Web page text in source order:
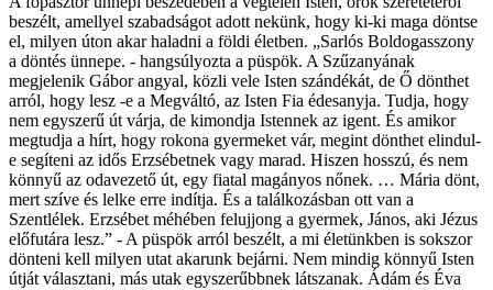
beszélt, amellyel szabadságot adott nekünk, hogy ki-ki maga döntse
el, milyen úton akar haladni a földi életben. „Sarlós Boldogasszony
a döntés ünnepe. - hangsúlyozta a püspök. A Szűzanyának
megjelenik Gábor angyal, közli vele Isten szándékát, de Ő dönthet
arról, hogy lesz -e a Megváltó, az Isten Fia édesanyja. Tudja, hogy
nem egyszerű út várja, de kimondja Istennek az igent. És amikor
megtudja a hírt, hogy rokona gyermeket vár, megint dönthet elindul-
e segíteni az idős Erzsébetnek vagy marad. Hiszen hosszú, és nem
könnyű az odavezető út, egy fiatal magányos nőnek. … Mária dönt,
mert szíve és lelke erre indítja. És a találkozásban ott van a
Szentlélek. Erzsébet méhében felujjong a gyermek, János, aki Jézus
előfutára lesz.” - A püspök arról beszélt, a mi életünkben is sokszor
dönteni kell milyen utat akarunk bejárni. Nem mindig könnyű Isten
útját választani, más utak egyszerűbbnek látszanak. Ádám és Éva